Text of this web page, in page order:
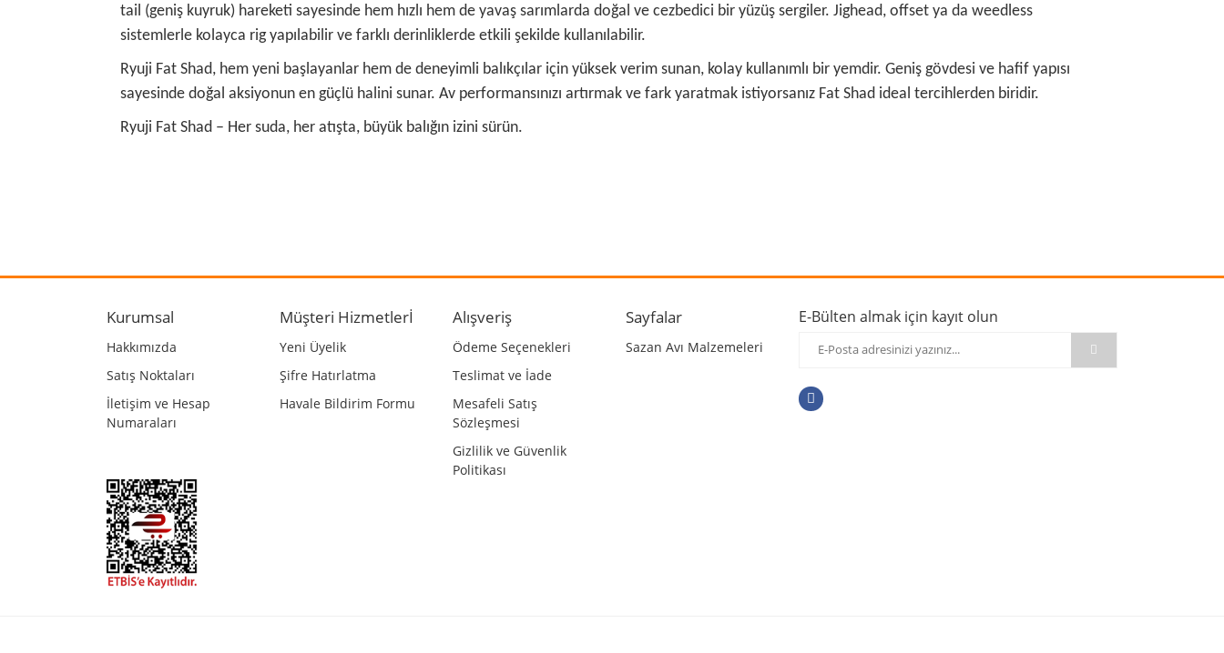
tail (geniş kuyruk) hareketi sayesinde hem hızlı hem de yavaş sarımlarda doğal ve cezbedici bir yüzüş sergiler. Jighead, offset ya da weedless
sistemlerle kolayca rig yapılabilir ve farklı derinliklerde etkili şekilde kullanılabilir.
Ryuji Fat Shad, hem yeni başlayanlar hem de deneyimli balıkçılar için yüksek verim sunan, kolay kullanımlı bir yemdir. Geniş gövdesi ve hafif yapısı
sayesinde doğal aksiyonun en güçlü halini sunar. Av performansınızı artırmak ve fark yaratmak istiyorsanız Fat Shad ideal tercihlerden biridir.
Ryuji Fat Shad – Her suda, her atışta, büyük balığın izini sürün.
Ürün resmi kalitesiz, bozuk veya görüntülenemiyor.
Ürün bilgilerinde hatalar bulunuyor.
Ürün fiyatı diğer sitelerden daha pahalı.
Bu ürüne benzer farklı alternatifler olmalı.
Kurumsal
Hakkımızda
Satış Noktaları
İletişim ve Hesap
Numaraları
Müşteri Hizmetlerİ
Yeni Üyelik
Şifre Hatırlatma
Havale Bildirim Formu
Alışveriş
Ödeme Seçenekleri
Teslimat ve İade
Mesafeli Satış
Sözleşmesi
Gizlilik ve Güvenlik
Politikası
Sayfalar
Sazan Avı Malzemeleri
E-Bülten almak için kayıt olun